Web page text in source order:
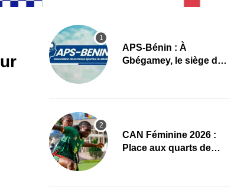
APS-Bénin : À
Gbégamey, le siège de
accueillir l’AG élective
CAN Féminine 2026 :
Place aux quarts de